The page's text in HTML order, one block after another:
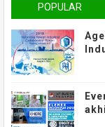
POPULAR